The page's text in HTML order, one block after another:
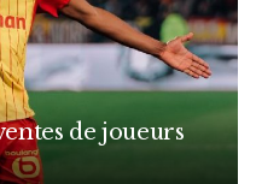
de joueurs